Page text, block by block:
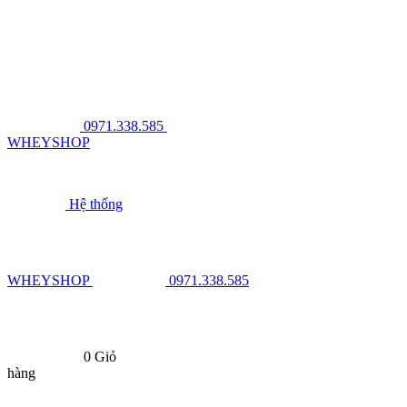
0971.338.585
WHEYSHOP
Hệ thống
WHEYSHOP 0971.338.585
0 Giỏ
hàng